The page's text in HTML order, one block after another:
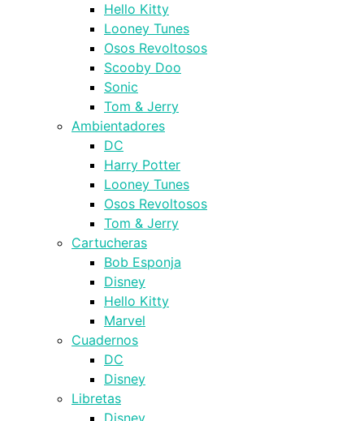
Hello Kitty
Looney Tunes
Osos Revoltosos
Scooby Doo
Sonic
Tom & Jerry
Ambientadores
DC
Harry Potter
Looney Tunes
Osos Revoltosos
Tom & Jerry
Cartucheras
Bob Esponja
Disney
Hello Kitty
Marvel
Cuadernos
DC
Disney
Libretas